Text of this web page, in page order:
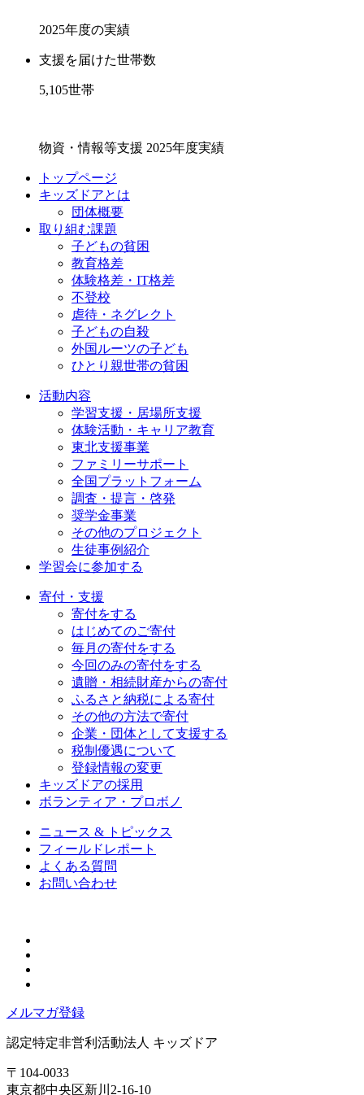
2025年度の実績
支援を届けた世帯数
5,105世帯
物資・情報等支援 2025年度実績
トップページ
キッズドアとは
団体概要
取り組む課題
子どもの貧困
教育格差
体験格差・IT格差
不登校
虐待・ネグレクト
子どもの自殺
外国ルーツの子ども
ひとり親世帯の貧困
活動内容
学習支援・居場所支援
体験活動・キャリア教育
東北支援事業
ファミリーサポート
全国プラットフォーム
調査・提言・啓発
奨学金事業
その他のプロジェクト
生徒事例紹介
学習会に参加する
寄付・支援
寄付をする
はじめてのご寄付
毎月の寄付をする
今回のみの寄付をする
遺贈・相続財産からの寄付
ふるさと納税による寄付
その他の方法で寄付
企業・団体として支援する
税制優遇について
登録情報の変更
キッズドアの採用
ボランティア・プロボノ
ニュース & トピックス
フィールドレポート
よくある質問
お問い合わせ
メルマガ登録
認定特定非営利活動法人 キッズドア
〒104-0033
東京都中央区新川2-16-10